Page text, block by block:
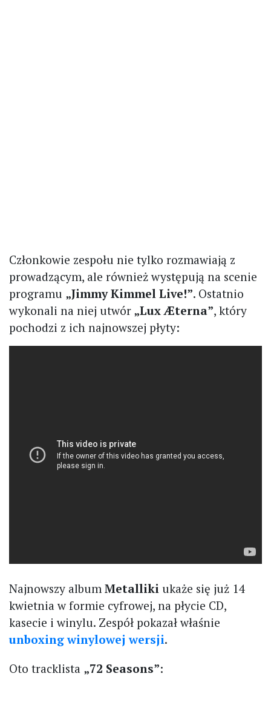
Członkowie zespołu nie tylko rozmawiają z
prowadzącym, ale również występują na scenie
programu „Jimmy Kimmel Live!”. Ostatnio
wykonali na niej utwór „Lux Æterna”, który
pochodzi z ich najnowszej płyty:
Najnowszy album Metalliki ukaże się już 14
kwietnia w formie cyfrowej, na płycie CD,
kasecie i winylu. Zespół pokazał właśnie
unboxing winylowej wersji.
Oto tracklista „72 Seasons”: